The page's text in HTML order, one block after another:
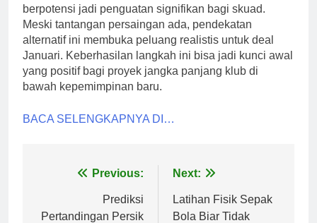
berpotensi jadi penguatan signifikan bagi skuad.
Meski tantangan persaingan ada, pendekatan
alternatif ini membuka peluang realistis untuk deal
Januari. Keberhasilan langkah ini bisa jadi kunci awal
yang positif bagi proyek jangka panjang klub di
bawah kepemimpinan baru.
BACA SELENGKAPNYA DI…
navigation
Previous:
Prediksi
Pertandingan Persik
Next:
Latihan Fisik Sepak
Bola Biar Tidak